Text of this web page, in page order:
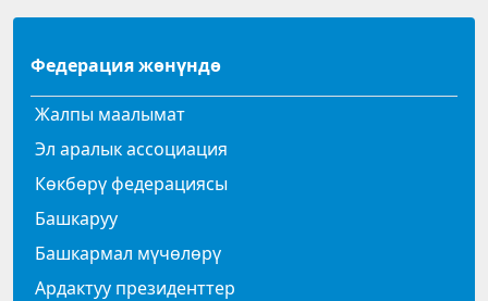
Федерация жөнүндө
Жалпы маалымат
Эл аралык ассоциация
Көкбөрү федерациясы
Башкаруу
Башкармал мүчөлөрү
Ардактуу президенттер